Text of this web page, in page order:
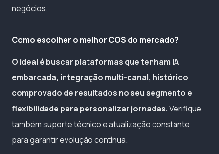
negócios.
Como escolher o melhor COS do mercado?
O ideal é buscar plataformas que tenham IA
embarcada, integração multi-canal, histórico
comprovado de resultados no seu segmento e
flexibilidade para personalizar jornadas.Verifique
também suporte técnico e atualização constante
para garantir evolução contínua.